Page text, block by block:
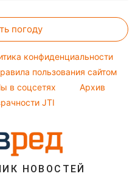
погоду
конфиденциальности
пользования сайтом
в соцсетях
Архив
JTI
НОВОСТЕЙ